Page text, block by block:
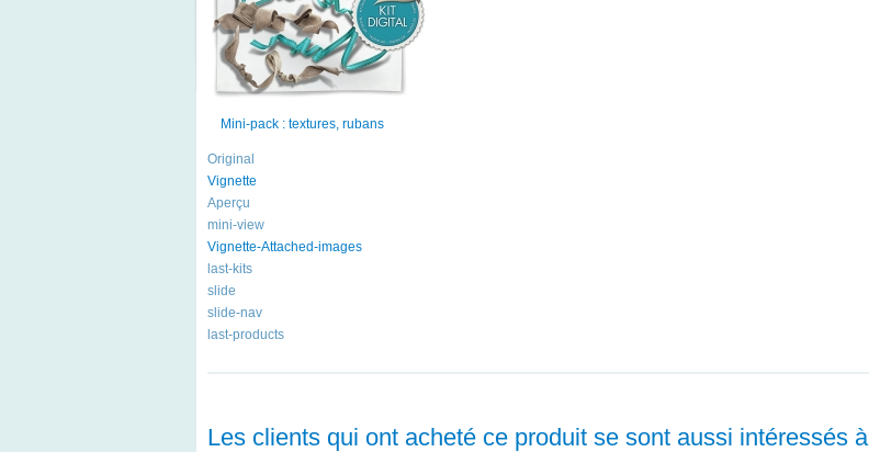
Mini-pack : textures, rubans
Original
Vignette
Aperçu
mini-view
Vignette-Attached-images
last-kits
slide
slide-nav
last-products
Les clients qui ont acheté ce produit se sont aussi intéressés à